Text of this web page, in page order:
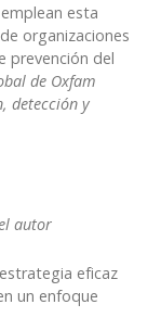
esta
organizaciones
prevención del
de Oxfam
detección y
autor
eficaz
un enfoque